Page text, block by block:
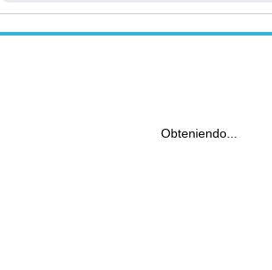
Obteniendo...